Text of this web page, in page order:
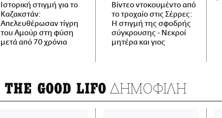
Ιστορική στιγμή για το
Καζακστάν:
Απελευθέρωσαν τίγρη
του Αμούρ στη φύση
μετά από 70 χρόνια
Βίντεο ντοκουμέντο από
το τροχαίο στις Σέρρες:
Η στιγμή της σφοδρής
σύγκρουσης - Νεκροί
μητέρα και γιος
THE GOOD LIFO ΔΗΜΟΦΙΛΗ